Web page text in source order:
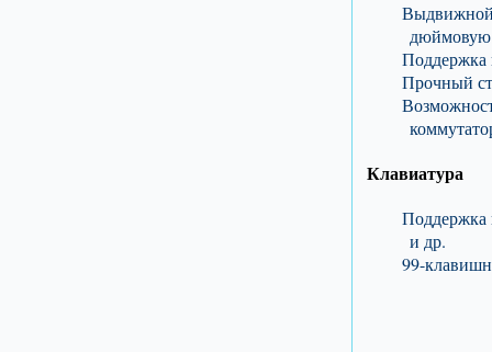
Выдвижной
дюймовую
Поддержка
Прочный
Клавиатура
Поддержка
и др.
99-